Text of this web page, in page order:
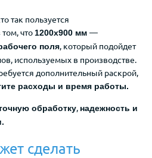
так пользуется
что1200x900 мм —
поля, который подойдет
используемых в производстве.
дополнительный раскрой,
расходы и время работы.
обработку, надежность и
сделать